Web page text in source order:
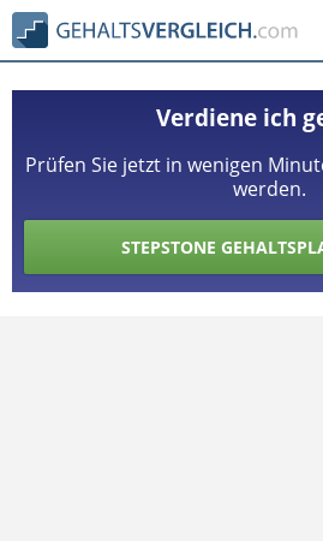
Verdiene ich
Prüfen Sie jetzt in wenigen
werden.
STEPSTONE